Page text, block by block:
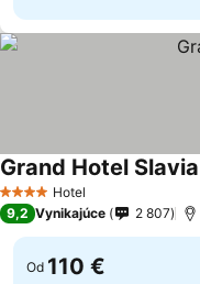
4 Počet hviezdičiek
Hotel
Grand Hotel Slavia
9,2 Vynikajúce 2 807
Od 110 €